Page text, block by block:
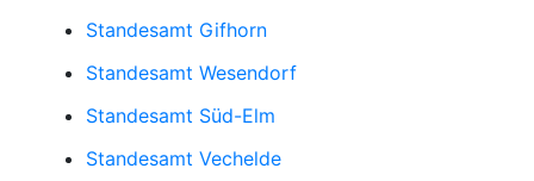
Standesamt Gifhorn
Standesamt Wesendorf
Standesamt Süd-Elm
Standesamt Vechelde